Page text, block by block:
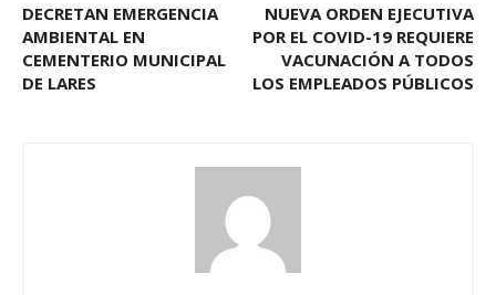
DECRETAN EMERGENCIA
AMBIENTAL EN
CEMENTERIO MUNICIPAL
DE LARES
NUEVA ORDEN EJECUTIVA
POR EL COVID-19 REQUIERE
VACUNACIÓN A TODOS
LOS EMPLEADOS PÚBLICOS